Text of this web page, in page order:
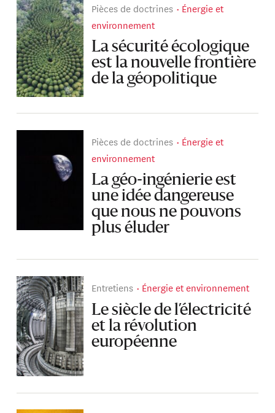
Pièces de doctrines
Énergie et
environnement
La sécurité écologique
est la nouvelle frontière
de la géopolitique
Pièces de doctrines
Énergie et
environnement
La géo-ingénierie est
une idée dangereuse
que nous ne pouvons
plus éluder
Entretiens Énergie et environnement
Le siècle de l’électricité
et la révolution
européenne